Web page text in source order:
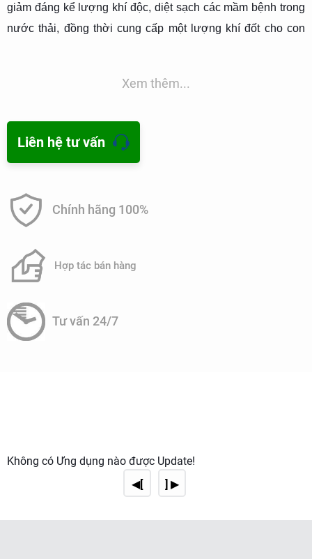
giảm đáng kể lượng khí độc, diệt sạch các mầm bệnh trong
nước thải, đồng thời cung cấp một lượng khí đốt cho con
Xem thêm...
Liên hệ tư vấn
Chính hãng 100%
Hợp tác bán hàng
Tư vấn 24/7
Không có Ứng dụng nào được Update!
◀[
] ▶